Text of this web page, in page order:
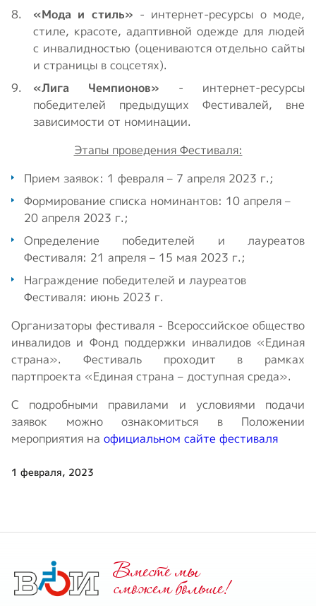
«Мода и стиль» - интернет-ресурсы о моде,
стиле, красоте, адаптивной одежде для людей
с инвалидностью (оцениваются отдельно сайты
и страницы в соцсетях).
«Лига Чемпионов» - интернет-ресурсы
победителей предыдущих Фестивалей, вне
зависимости от номинации.
Этапы проведения Фестиваля:
Прием заявок: 1 февраля – 7 апреля 2023 г.;
Формирование списка номинантов: 10 апреля –
20 апреля 2023 г.;
Определение победителей и лауреатов
Фестиваля: 21 апреля – 15 мая 2023 г.;
Награждение победителей и лауреатов
Фестиваля: июнь 2023 г.
Организаторы фестиваля - Всероссийское общество
инвалидов и Фонд поддержки инвалидов «Единая
страна». Фестиваль проходит в рамках
партпроекта «Единая страна – доступная среда».
С подробными правилами и условиями подачи
заявок можно ознакомиться в Положении
мероприятия на официальном сайте фестиваля
1 февраля, 2023
Вместе мы
cможем больше!